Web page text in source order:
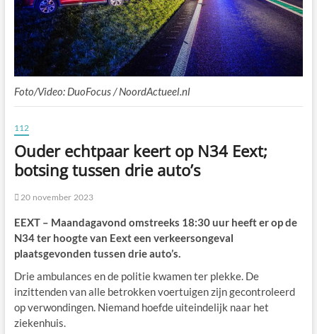
Foto/Video: DuoFocus / NoordActueel.nl
112
Ouder echtpaar keert op N34 Eext;
botsing tussen drie auto’s
20 november 2023
EEXT – Maandagavond omstreeks 18:30 uur heeft er op de
N34 ter hoogte van Eext een verkeersongeval
plaatsgevonden tussen drie auto’s.
Drie ambulances en de politie kwamen ter plekke. De
inzittenden van alle betrokken voertuigen zijn gecontroleerd
op verwondingen. Niemand hoefde uiteindelijk naar het
ziekenhuis.